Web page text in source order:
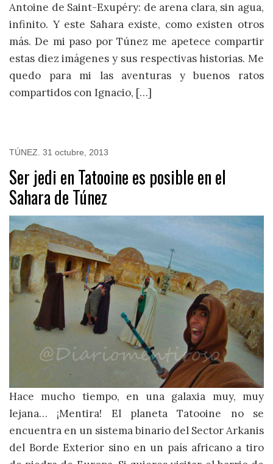
Antoine de Saint-Exupéry: de arena clara, sin agua,
infinito. Y este Sahara existe, como existen otros
más. De mi paso por Túnez me apetece compartir
estas diez imágenes y sus respectivas historias. Me
quedo para mi las aventuras y buenos ratos
compartidos con Ignacio, […]
TÚNEZ 31 octubre, 2013
Ser jedi en Tatooine es posible en el
Sahara de Túnez
Hace mucho tiempo, en una galaxia muy, muy
lejana… ¡Mentira! El planeta Tatooine no se
encuentra en un sistema binario del Sector Arkanis
del Borde Exterior sino en un país africano a tiro